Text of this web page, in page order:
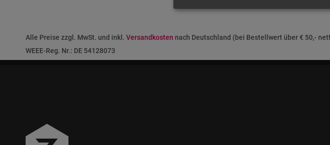
Alle Preise zzgl. MwSt. und inkl. Versandkosten nach Deutschland (bei Bestellwert über € 50,-
WEEE-Reg. Nr.: DE 54128073